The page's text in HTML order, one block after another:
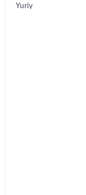
Yuriy